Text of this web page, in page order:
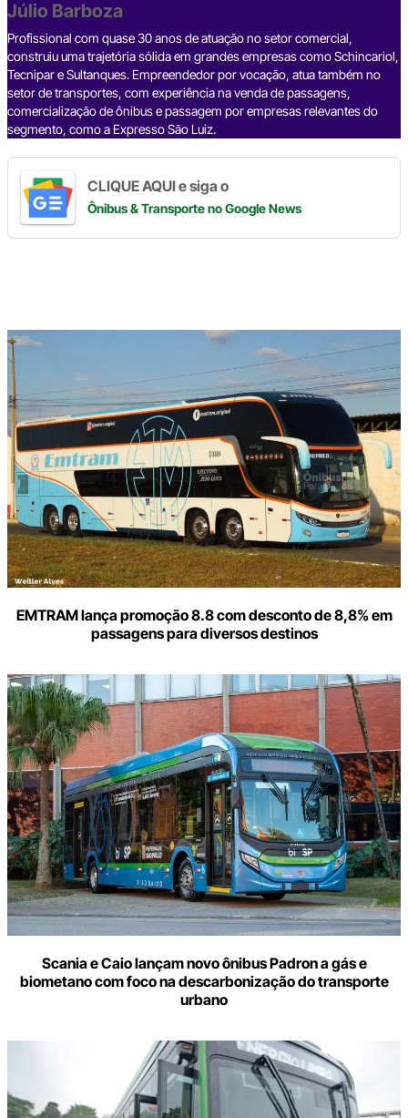
o
k
Júlio Barboza
Profissional com quase 30 anos de atuação no setor comercial,
construiu uma trajetória sólida em grandes empresas como Schincariol,
Tecnipar e Sultanques. Empreendedor por vocação, atua também no
setor de transportes, com experiência na venda de passagens,
comercialização de ônibus e passagem por empresas relevantes do
segmento, como a Expresso São Luiz.
CLIQUE AQUI e siga o
Ônibus & Transporteno Google News
EMTRAM lança promoção 8.8 com desconto de 8,8% em
passagens para diversos destinos
Scania e Caio lançam novo ônibus Padron a gás e
biometano com foco na descarbonização do transporte
urbano
Digite
aqui
o
seu
e-
mail